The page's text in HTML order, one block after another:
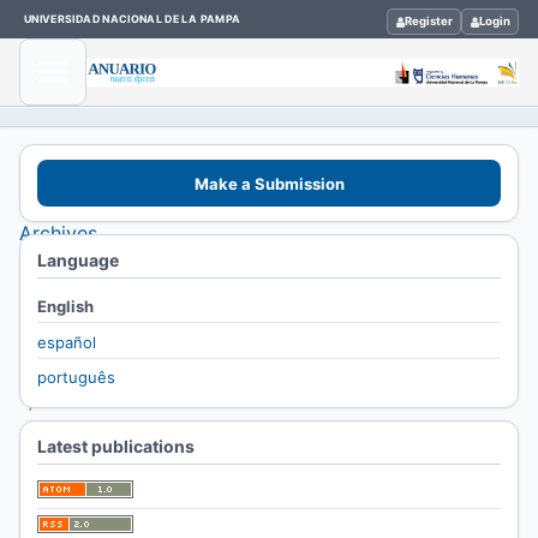
UNIVERSIDAD NACIONAL DE LA PAMPA Register Login
Home
Archives
Vol. 16
No. 16
(2019)
/
Artículos
Almas
Make a Submission
Language
English
español
português
Latest publications